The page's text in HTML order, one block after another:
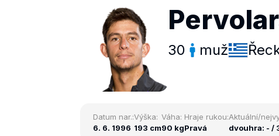
30 muž
Datum nar.:
6. 6. 1996
Výška:
193 cm
Váha:
90 kg
Hraje rukou:
Pravá
Aktuální/
dvouhra: - /